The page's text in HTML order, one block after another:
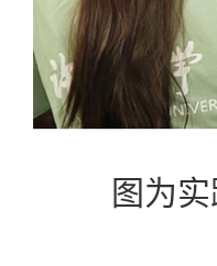
图为实践